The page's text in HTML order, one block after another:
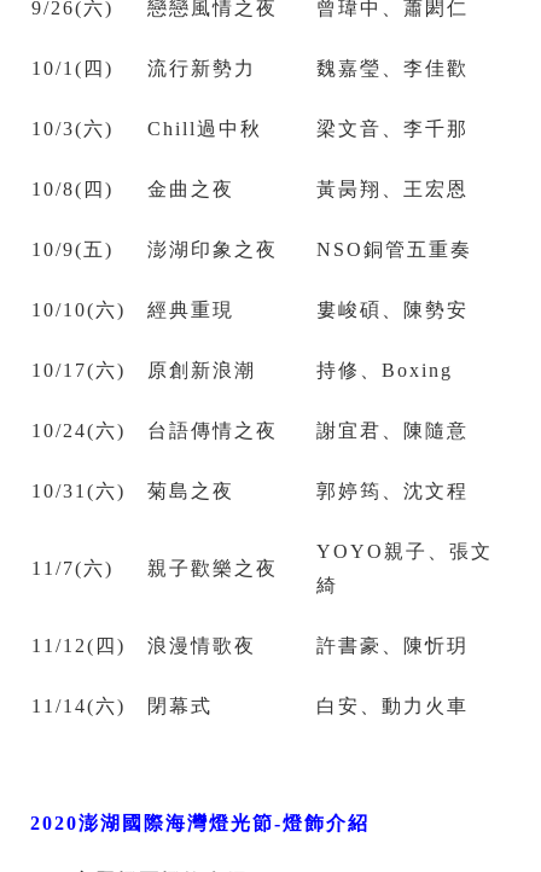
9/26(六) 戀戀風情之夜 曾瑋中、蕭閎仁
10/1(四) 流行新勢力 魏嘉瑩、李佳歡
10/3(六) Chill過中秋 梁文音、李千那
10/8(四) 金曲之夜 黃昺翔、王宏恩
10/9(五) 澎湖印象之夜 NSO銅管五重奏
10/10(六) 經典重現 婁峻碩、陳勢安
10/17(六) 原創新浪潮 持修、Boxing
10/24(六) 台語傳情之夜 謝宜君、陳隨意
10/31(六) 菊島之夜 郭婷筠、沈文程
11/7(六) 親子歡樂之夜
YOYO親子、張文
綺
11/12(四) 浪漫情歌夜 許書豪、陳忻玥
11/14(六) 閉幕式 白安、動力火車
2020澎湖國際海灣燈光節-燈飾介紹